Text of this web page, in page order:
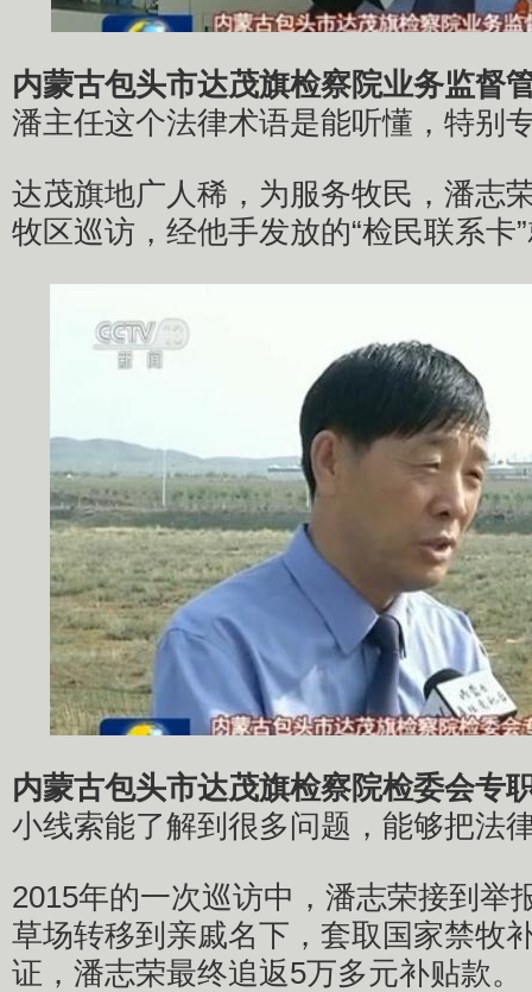
内蒙古包头市达茂旗检察院业务监督
潘主任这个法律术语是能听懂，特别
达茂旗地广人稀，为服务牧民，潘志
牧区巡访，经他手发放的“检民联系卡
内蒙古包头市达茂旗检察院检委会专
小线索能了解到很多问题，能够把法
2015年的一次巡访中，潘志荣接到举
草场转移到亲戚名下，套取国家禁牧
证，潘志荣最终追返5万多元补贴款。